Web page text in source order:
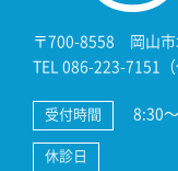
〒700-8558 岡山市
TEL 086-223-7151（
受付時間 8:30
休診日